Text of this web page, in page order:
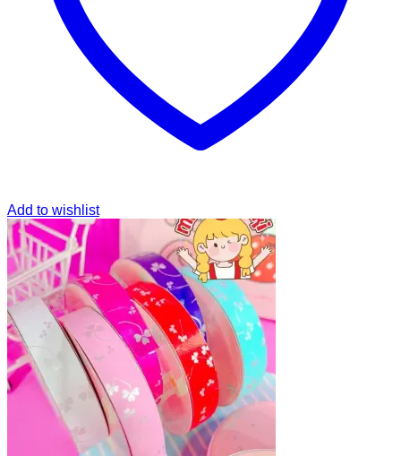
Add to wishlist